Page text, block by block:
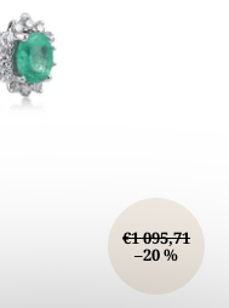
€1 095,71
–20 %